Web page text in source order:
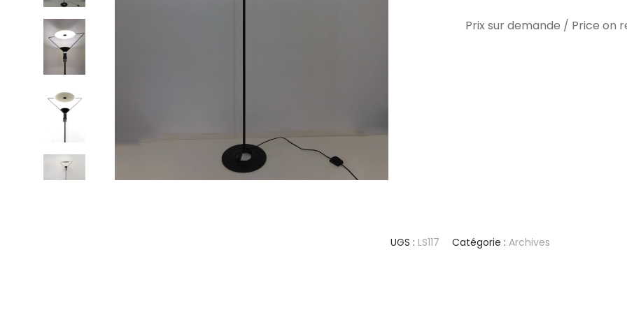
Prix sur demande / Price on
UGS : LS117 Catégorie : Archives